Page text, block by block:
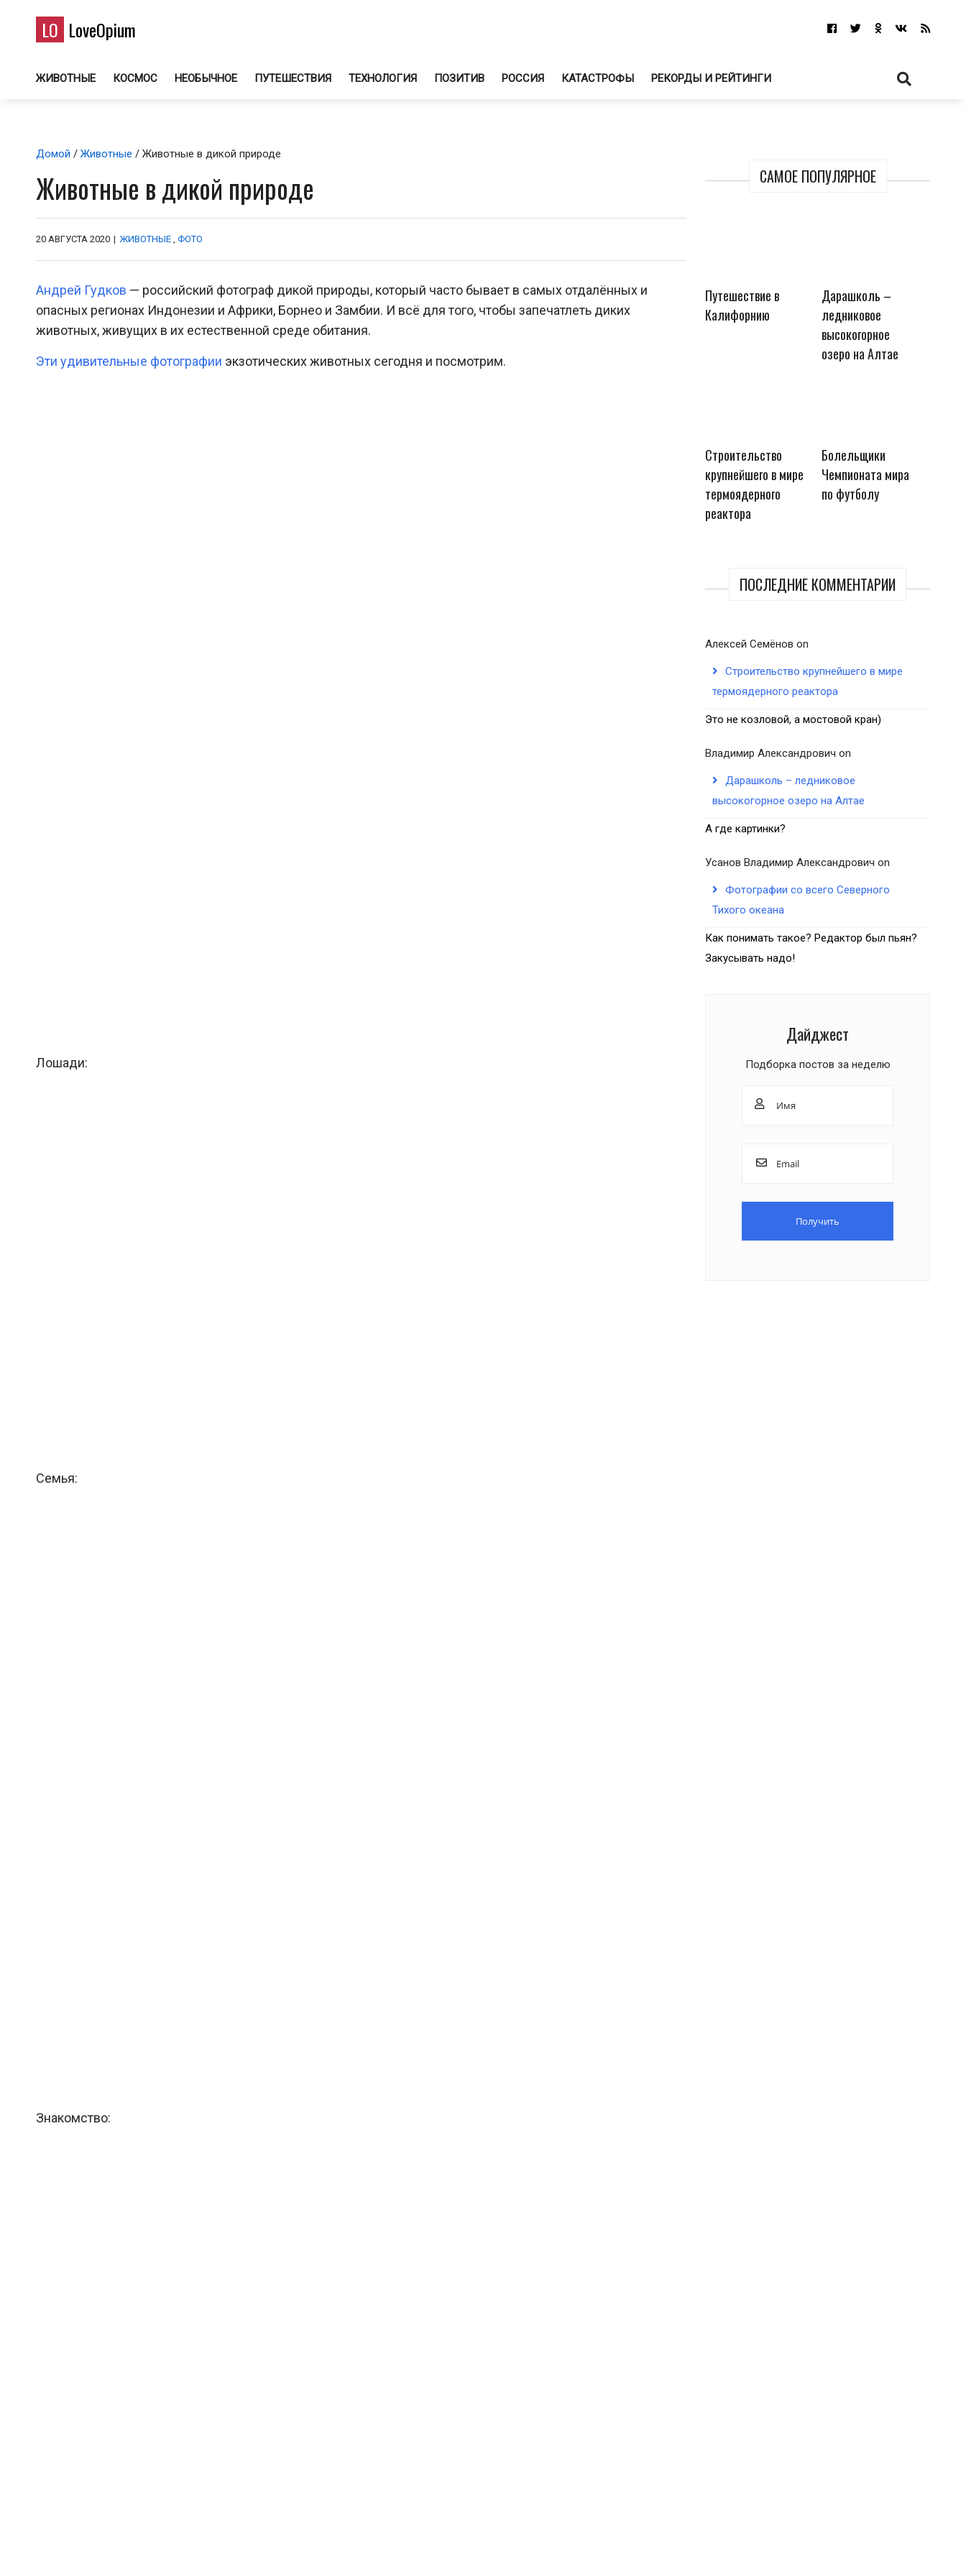
LO LoveOpium
ЖИВОТНЫЕ КОСМОС НЕОБЫЧНОЕ ПУТЕШЕСТВИЯ ТЕХНОЛОГИЯ ПОЗИТИВ РОССИЯ КАТАСТРОФЫ РЕКОРДЫ И РЕЙТИНГИ
САМОЕ ПОПУЛЯРНОЕ
Путешествие в
Калифорнию
Дарашколь –
ледниковое
высокогорное
озеро на Алтае
Строительство
крупнейшего в мире
термоядерного
реактора
Болельщики
Чемпионата мира
по футболу
ПОСЛЕДНИЕ КОММЕНТАРИИ
Алексей Семёнов on
Строительство крупнейшего в мире
термоядерного реактора
Это не козловой, а мостовой кран)
Владимир Александрович on
Дарашколь – ледниковое
высокогорное озеро на Алтае
А где картинки?
Усанов Владимир Александрович on
Фотографии со всего Северного
Тихого океана
Как понимать такое? Редактор был пьян?
Закусывать надо!
Дайджест
Подборка постов за неделю
Домой / Животные / Животные в дикой природе
Животные в дикой природе
20 АВГУСТА 2020 | ЖИВОТНЫЕ , ФОТО
Андрей Гудков — российский фотограф дикой природы, который часто бывает в самых отдалённых и
опасных регионах Индонезии и Африки, Борнео и Замбии. И всё для того, чтобы запечатлеть диких
животных, живущих в их естественной среде обитания.
Эти удивительные фотографии экзотических животных сегодня и посмотрим.
Лошади:
Семья:
Знакомство: